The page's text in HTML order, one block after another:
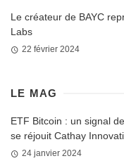
Le créateur de BAYC
Labs
22 février 2024
LE MAG
ETF Bitcoin : un signal
se réjouit Cathay
24 janvier 2024